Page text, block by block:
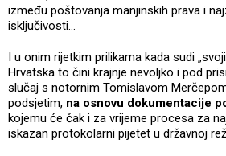
između poštovanja manjinskih prava i
isključivosti…
I u onim rijetkim prilikama kada sudi
Hrvatska to čini krajnje nevoljko i pod
slučaj s notornim Tomislavom
podsjetim, na osnovu dokumentacije
kojemu će čak i za vrijeme procesa za
iskazan protokolarni pijetet u državnoj